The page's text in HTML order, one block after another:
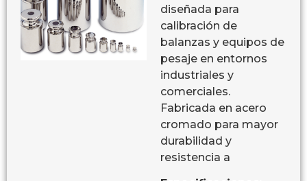
diseñada para
calibración de
balanzas y equipos de
pesaje en entornos
industriales y
comerciales.
Fabricada en acero
cromado para mayor
durabilidad y
resistencia a